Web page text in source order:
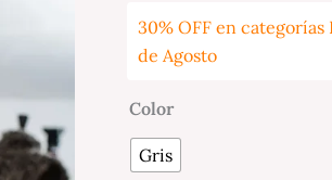
30% OFF en categorías
de Agosto
Color
Gris